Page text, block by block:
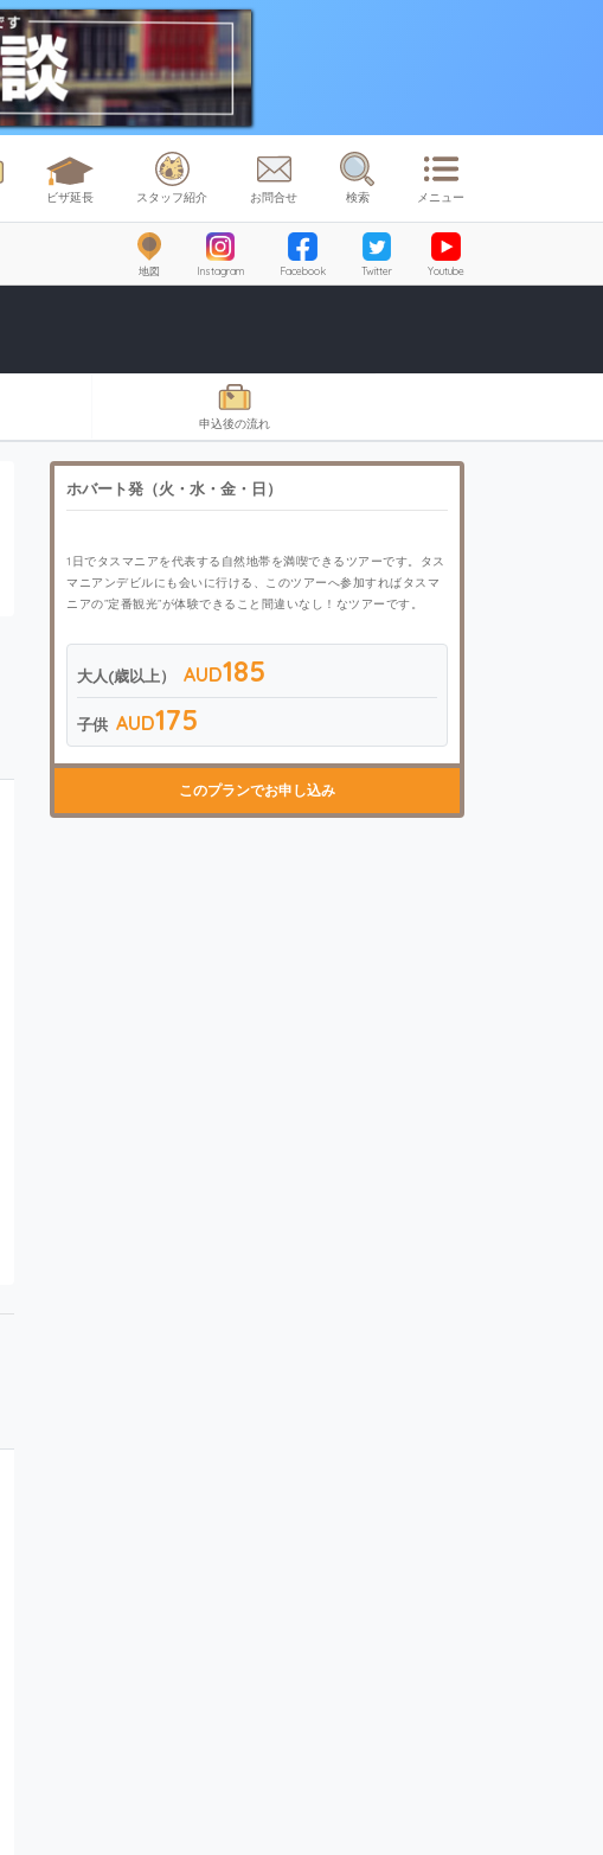
ビザ延長 スタッフ紹介 お問合せ 検索 メニュー
地図 Instagram Facebook Twitter Youtube
申込後の流れ
ホバート発（火・水・金・日）
1日でタスマニアを代表する自然地帯を満喫できるツアーです。タス
マニアンデビルにも会いに行ける、このツアーへ参加すればタスマ
ニアの”定番観光”が体験できること間違いなし！なツアーです。
大人(歳以上） AUD185
子供 AUD175
このプランでお申し込み